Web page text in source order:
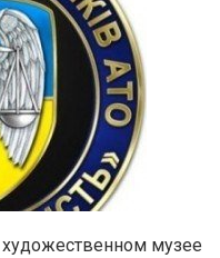
художественном музее